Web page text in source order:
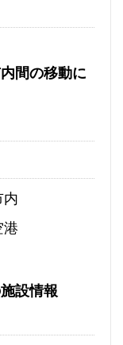
間の移動に
設情報